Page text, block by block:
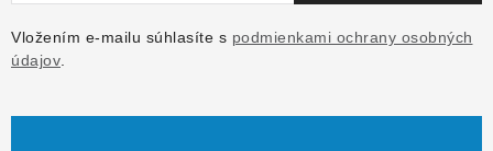
Vložením e-mailu súhlasíte s podmienkami ochrany osobných
údajov